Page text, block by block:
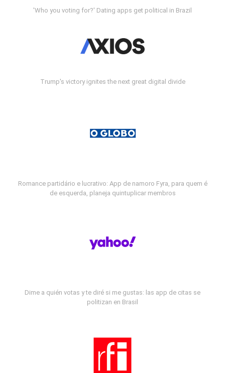
'Who you voting for?' Dating apps get political in Brazil
Trump's victory ignites the next great digital divide
Romance partidário e lucrativo: App de namoro Fyra, para quem é
de esquerda, planeja quintuplicar membros
Dime a quién votas y te diré si me gustas: las app de citas se
politizan en Brasil